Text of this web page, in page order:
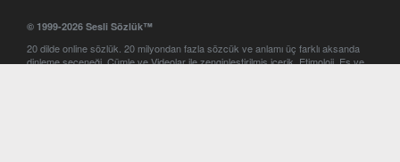
© 1999-2026 Sesli Sözlük™
20 dilde online sözlük. 20 milyondan fazla sözcük ve anlamı üç farklı aksanda
dinleme seçeneği. Cümle ve Videolar ile zenginleştirilmiş içerik. Etimoloji, Eş ve